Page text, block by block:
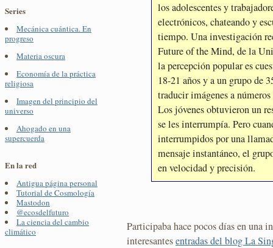
Series
Mecánica cuántica. En
progreso
Materia oscura
Economía de la práctica
religiosa
Imagen del principio del
universo
Ahogado en una
supercuerda
En la red
Antigua página personal
Tutorial de Cosmología
Mastodon
@ecosdelfuturo
La ciencia del cambio
climático
los adolescentes y
electrónicos, chateando y
tiempo. Una investigación
Future of the Mind, de la
la percepción popular es
18-21 años y a un grupo de
traducir imágenes a
Los jóvenes obtuvieron un
se les interrumpía. Pero
interrumpidos por una
mensaje instantáneo, el
en velocidad y precisión.
Participaba hace pocos días en una
interesantesentradas del blog La